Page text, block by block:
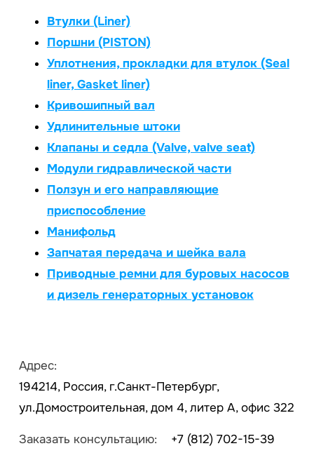
Втулки (Liner)
Поршни (PISTON)
Уплотнения, прокладки для втулок (Seal
liner, Gasket liner)
Кривошипный вал
Удлинительные штоки
Клапаны и седла (Valve, valve seat)
Модули гидравлической части
Ползун и его направляющие
приспособление
Манифольд
Запчатая передача и шейка вала
Приводные ремни для буровых насосов
и дизель генераторных установок
Адрес:
194214, Россия, г.Санкт-Петербург,
ул.Домостроительная, дом 4, литер А, офис 322
Заказать консультацию:
+7 (812) 702-15-39